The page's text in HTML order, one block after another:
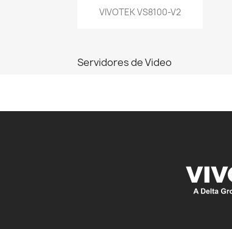
Vista rápida
VIVOTEK VS8100-V2
Servidores de Video